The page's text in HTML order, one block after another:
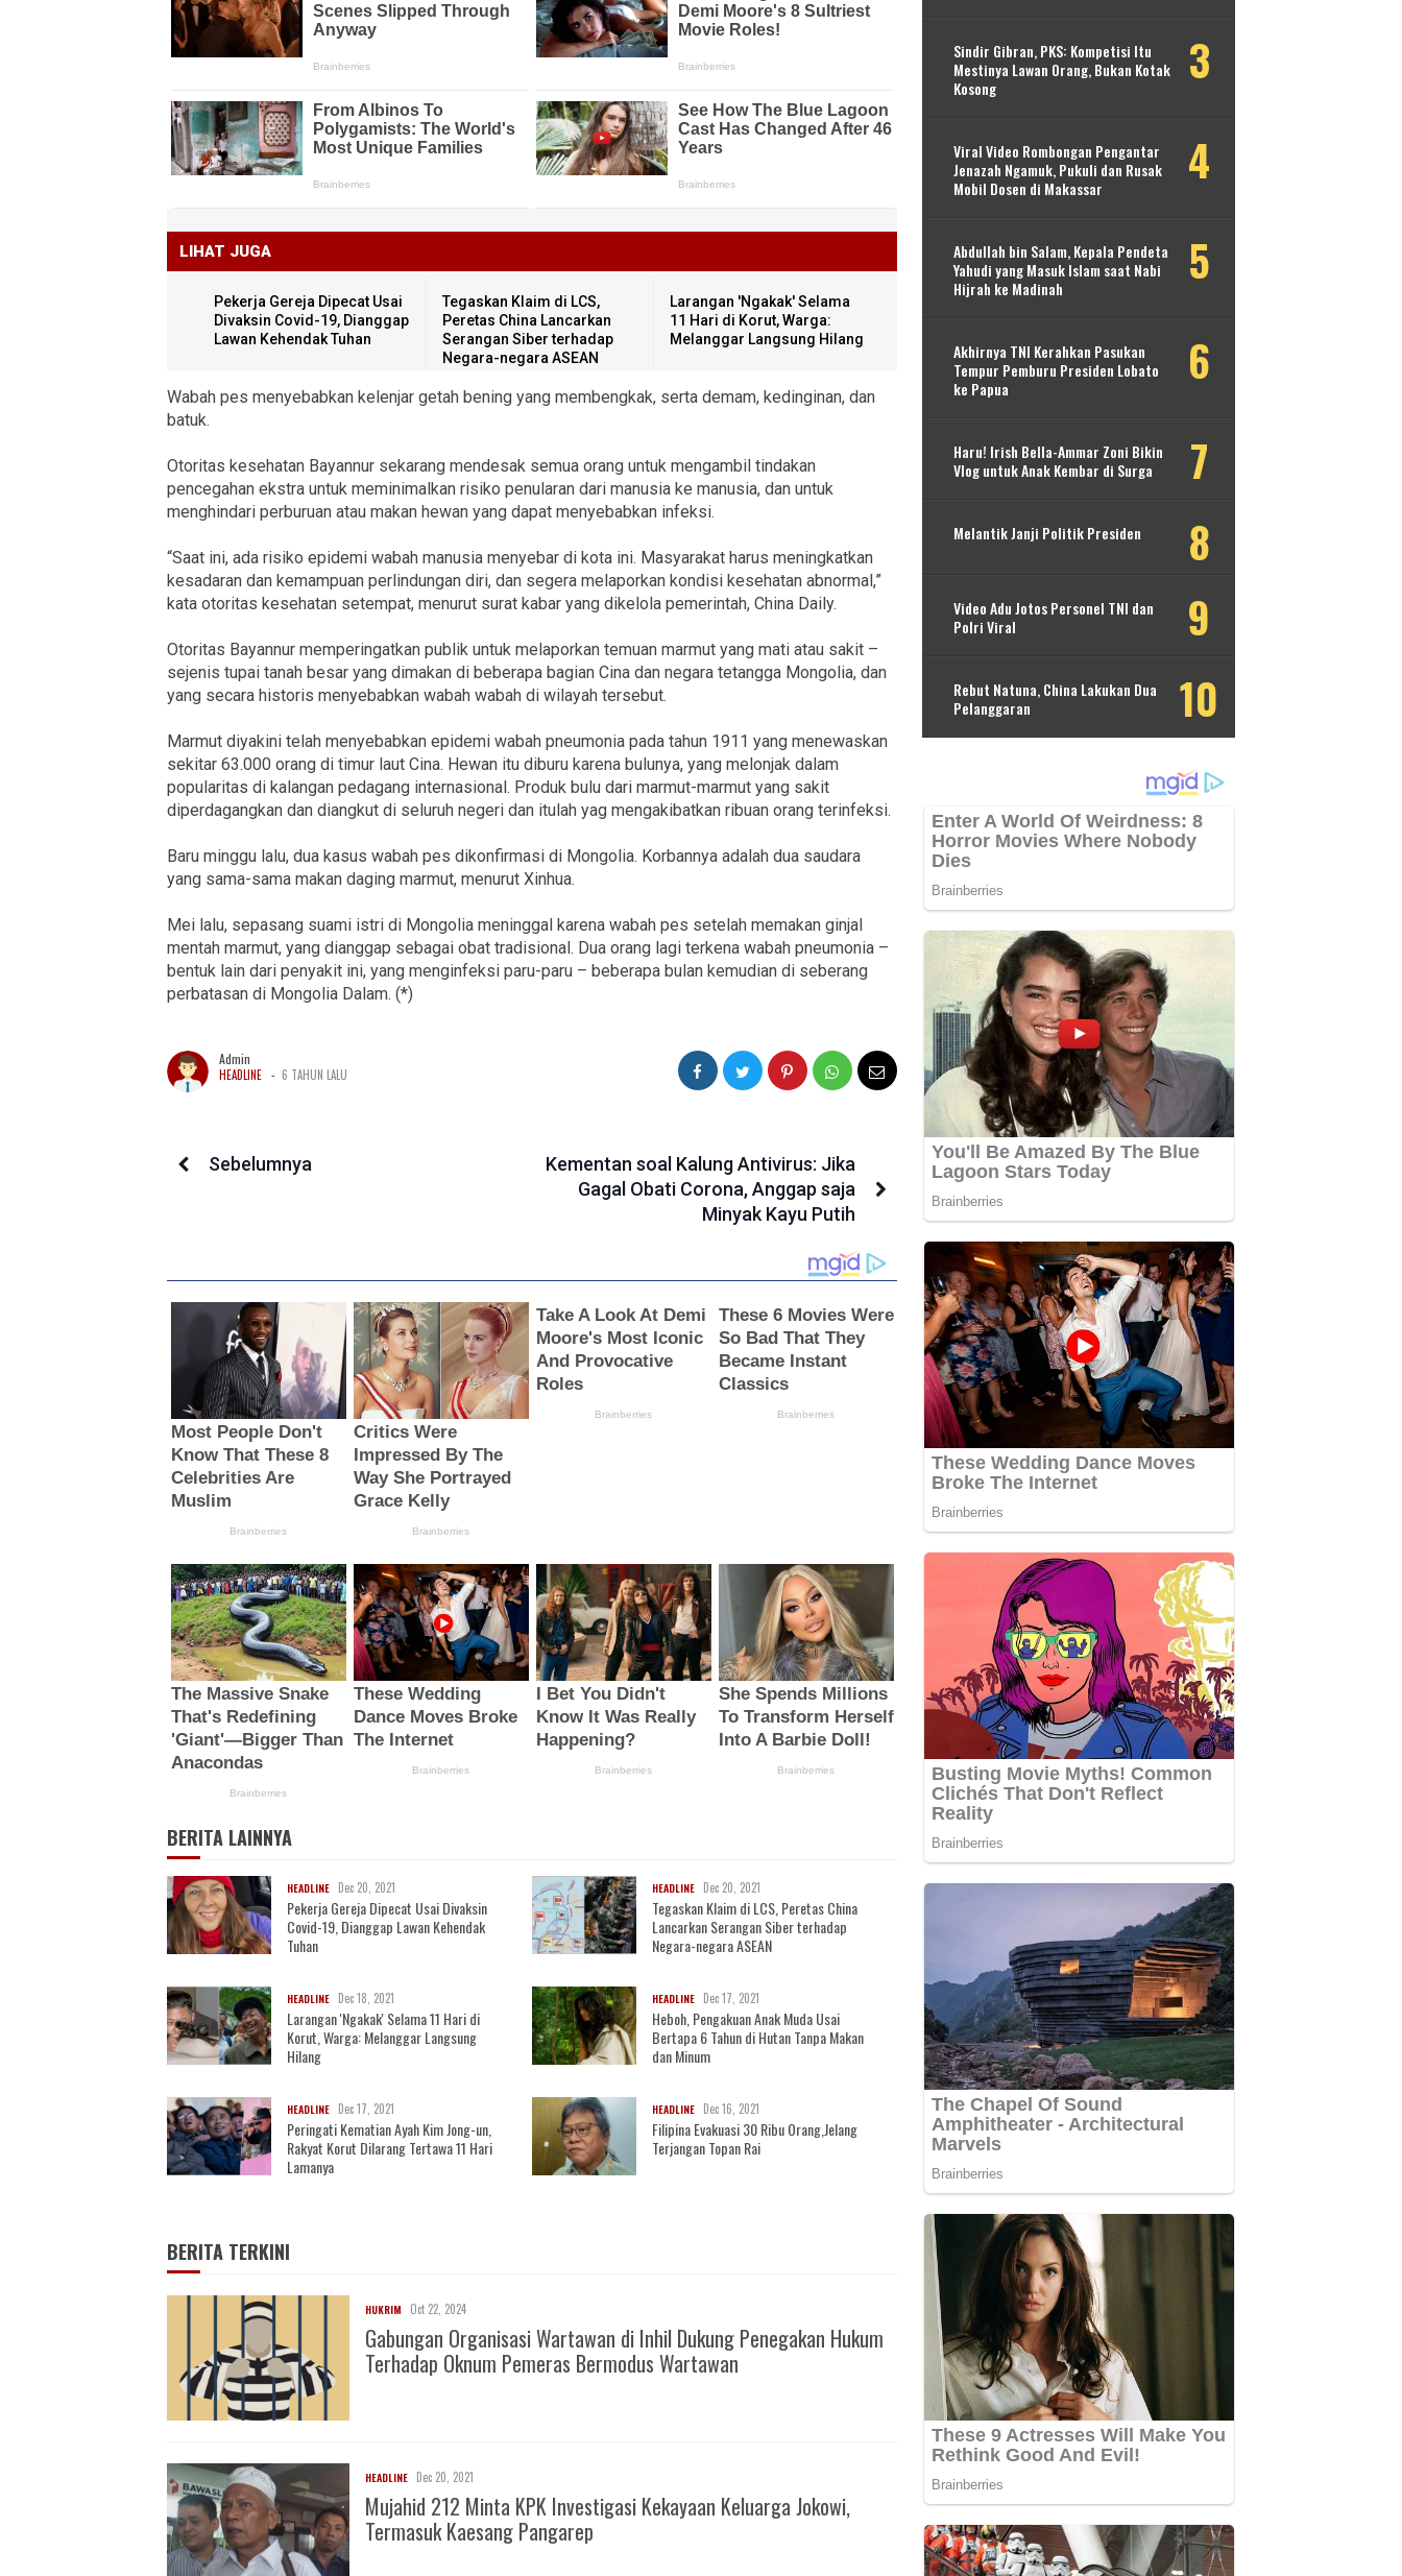
LIHAT JUGA
Pekerja Gereja Dipecat Usai
Divaksin Covid-19, Dianggap
Lawan Kehendak Tuhan
Tegaskan Klaim di LCS,
Peretas China Lancarkan
Serangan Siber terhadap
Negara-negara ASEAN
Larangan 'Ngakak' Selama
11 Hari di Korut, Warga:
Melanggar Langsung Hilang
Wabah pes menyebabkan kelenjar getah bening yang membengkak, serta demam, kedinginan, dan
batuk.
Otoritas kesehatan Bayannur sekarang mendesak semua orang untuk mengambil tindakan
pencegahan ekstra untuk meminimalkan risiko penularan dari manusia ke manusia, dan untuk
menghindari perburuan atau makan hewan yang dapat menyebabkan infeksi.
“Saat ini, ada risiko epidemi wabah manusia menyebar di kota ini. Masyarakat harus meningkatkan
kesadaran dan kemampuan perlindungan diri, dan segera melaporkan kondisi kesehatan abnormal,”
kata otoritas kesehatan setempat, menurut surat kabar yang dikelola pemerintah, China Daily.
Otoritas Bayannur memperingatkan publik untuk melaporkan temuan marmut yang mati atau sakit –
sejenis tupai tanah besar yang dimakan di beberapa bagian Cina dan negara tetangga Mongolia, dan
yang secara historis menyebabkan wabah wabah di wilayah tersebut.
Marmut diyakini telah menyebabkan epidemi wabah pneumonia pada tahun 1911 yang menewaskan
sekitar 63.000 orang di timur laut Cina. Hewan itu diburu karena bulunya, yang melonjak dalam
popularitas di kalangan pedagang internasional. Produk bulu dari marmut-marmut yang sakit
diperdagangkan dan diangkut di seluruh negeri dan itulah yag mengakibatkan ribuan orang terinfeksi.
Baru minggu lalu, dua kasus wabah pes dikonfirmasi di Mongolia. Korbannya adalah dua saudara
yang sama-sama makan daging marmut, menurut Xinhua.
Mei lalu, sepasang suami istri di Mongolia meninggal karena wabah pes setelah memakan ginjal
mentah marmut, yang dianggap sebagai obat tradisional. Dua orang lagi terkena wabah pneumonia –
bentuk lain dari penyakit ini, yang menginfeksi paru-paru – beberapa bulan kemudian di seberang
perbatasan di Mongolia Dalam. (*)
Admin
HEADLINE - 6 TAHUN LALU
Sebelumnya
Kementan soal Kalung Antivirus: Jika
Gagal Obati Corona, Anggap saja
Minyak Kayu Putih
BERITA LAINNYA
HEADLINE Dec 20, 2021
Pekerja Gereja Dipecat Usai Divaksin
Covid-19, Dianggap Lawan Kehendak
Tuhan
HEADLINE Dec 20, 2021
Tegaskan Klaim di LCS, Peretas China
Lancarkan Serangan Siber terhadap
Negara-negara ASEAN
HEADLINE Dec 18, 2021
Larangan 'Ngakak' Selama 11 Hari di
Korut, Warga: Melanggar Langsung
Hilang
HEADLINE Dec 17, 2021
Heboh, Pengakuan Anak Muda Usai
Bertapa 6 Tahun di Hutan Tanpa Makan
dan Minum
HEADLINE Dec 17, 2021
Peringati Kematian Ayah Kim Jong-un,
Rakyat Korut Dilarang Tertawa 11 Hari
Lamanya
HEADLINE Dec 16, 2021
Filipina Evakuasi 30 Ribu Orang,Jelang
Terjangan Topan Rai
BERITA TERKINI
HUKRIM Oct 22, 2024
Gabungan Organisasi Wartawan di Inhil Dukung Penegakan Hukum
Terhadap Oknum Pemeras Bermodus Wartawan
HEADLINE Dec 20, 2021
Mujahid 212 Minta KPK Investigasi Kekayaan Keluarga Jokowi,
Termasuk Kaesang Pangarep
Sindir Gibran, PKS: Kompetisi Itu
Mestinya Lawan Orang, Bukan Kotak
Kosong
Viral Video Rombongan Pengantar
Jenazah Ngamuk, Pukuli dan Rusak
Mobil Dosen di Makassar
Abdullah bin Salam, Kepala Pendeta
Yahudi yang Masuk Islam saat Nabi
Hijrah ke Madinah
Akhirnya TNI Kerahkan Pasukan
Tempur Pemburu Presiden Lobato
ke Papua
Haru! Irish Bella-Ammar Zoni Bikin
Vlog untuk Anak Kembar di Surga
Melantik Janji Politik Presiden
Video Adu Jotos Personel TNI dan
Polri Viral
Rebut Natuna, China Lakukan Dua
Pelanggaran